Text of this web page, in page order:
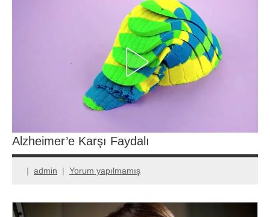
Alzheimer’e Karşı Faydalı
admin Yorum yapılmamış